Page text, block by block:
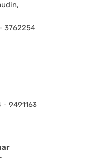
3762254
9491163